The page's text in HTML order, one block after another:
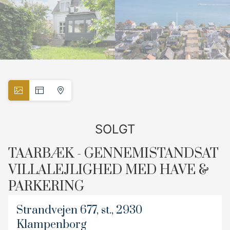
SOLGT
TAARBÆK - GENNEMISTANDSAT
VILLALEJLIGHED MED HAVE &
PARKERING
parkering, beliggende mellem Øresund og Dyrehaven på Strandvejen i
Strandvejen 677, st., 2930
Klampenborg